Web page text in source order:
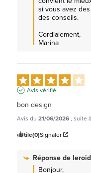
si vous avez
des conseils.
Cordialement,
Marina
Avis vérifié
bon design
Avis du 21/06/2026, suite
Utile(0)Signaler
Réponse de
Bonjour,